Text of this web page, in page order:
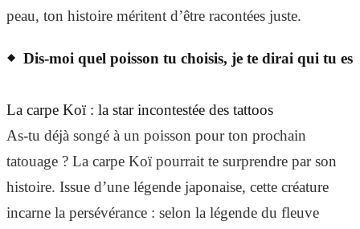
peau, ton histoire méritent d’être racontées juste.
Dis-moi quel poisson tu choisis, je te dirai qui tu es
La carpe Koï : la star incontestée des tattoos
As-tu déjà songé à un poisson pour ton prochain
tatouage ? La carpe Koï pourrait te surprendre par son
histoire. Issue d’une légende japonaise, cette créature
incarne la persévérance : selon la légende du fleuve